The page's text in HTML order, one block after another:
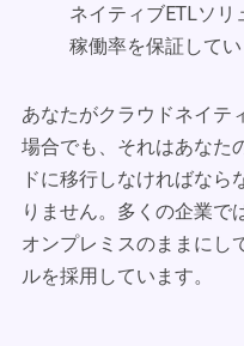
ネイティブETLソリ
稼働率を保証してい
あなたがクラウドネイテ
場合でも、それはあなた
ドに移行しなければなら
りません。多くの企業で
オンプレミスのままにし
ルを採用しています。